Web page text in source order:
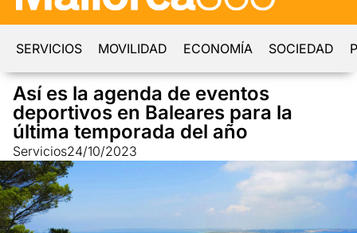
SERVICIOS MOVILIDAD ECONOMÍA SOCIEDAD
Así es la agenda de eventos
deportivos en Baleares para la
última temporada del año
Servicios24/10/2023